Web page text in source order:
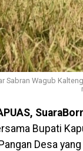
Sabran Wagub
Bupati
Desa